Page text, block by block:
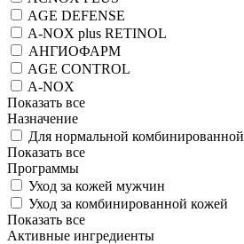
AGE DEFENSE
A-NOX plus RETINOL
АНГИОФАРМ
AGE CONTROL
A-NOX
Показать все
Назначение
Для нормальной комбинированной
Показать все
Программы
Уход за кожей мужчин
Уход за комбинированной кожей
Показать все
Активные ингредиенты